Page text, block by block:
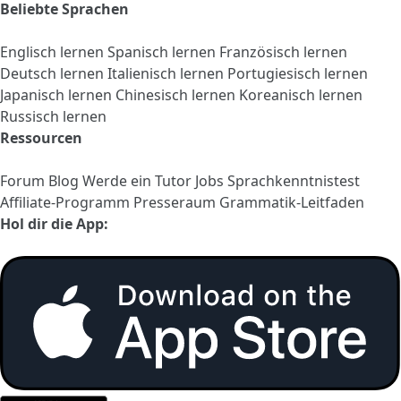
Beliebte Sprachen
Englisch lernen Spanisch lernen Französisch lernen
Deutsch lernen Italienisch lernen Portugiesisch lernen
Japanisch lernen Chinesisch lernen Koreanisch lernen
Russisch lernen
Ressourcen
Forum Blog Werde ein Tutor Jobs Sprachkenntnistest
Affiliate-Programm Presseraum Grammatik-Leitfaden
Hol dir die App: